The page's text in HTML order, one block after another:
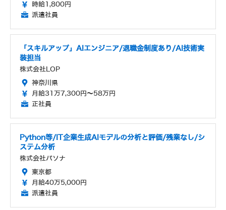
時給1,800円
派遣社員
「スキルアップ」AIエンジニア/退職金制度あり/AI技術実
装担当
株式会社LOP
神奈川県
月給31万7,300円～58万円
正社員
Python等/IT企業生成AIモデルの分析と評価/残業なし/シ
ステム分析
株式会社パソナ
東京都
月給40万5,000円
派遣社員